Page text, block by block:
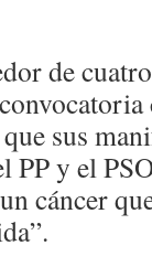
de
sus
PP y el
cáncer